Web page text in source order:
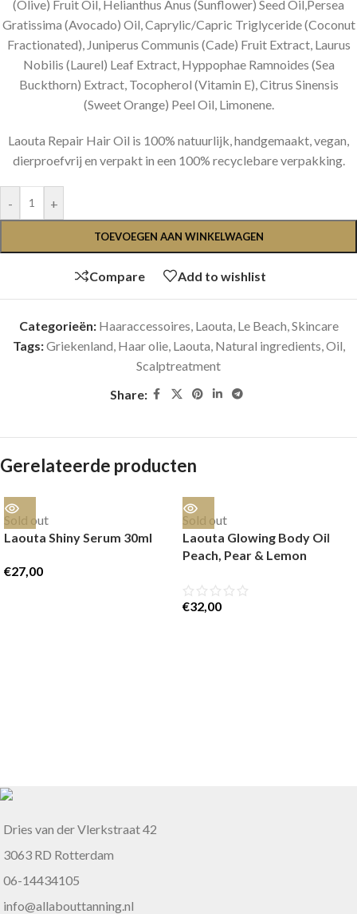
(Olive) Fruit Oil, Helianthus Anus (Sunflower) Seed Oil,Persea
Gratissima (Avocado) Oil, Caprylic/Capric Triglyceride (Coconut
Fractionated), Juniperus Communis (Cade) Fruit Extract, Laurus
Nobilis (Laurel) Leaf Extract, Hyppophae Ramnoides (Sea
Buckthorn) Extract, Tocopherol (Vitamin E), Citrus Sinensis
(Sweet Orange) Peel Oil, Limonene.
Laouta Repair Hair Oil is 100% natuurlijk, handgemaakt, vegan,
dierproefvrij en verpakt in een 100% recyclebare verpakking.
- +
TOEVOEGEN AAN WINKELWAGEN
Compare Add to wishlist
Categorieën: Haaraccessoires, Laouta, Le Beach,Skincare
Tags:Griekenland, Haar olie, Laouta, Natural ingredients,Oil,
Scalptreatment
Share:
Gerelateerde producten
Sold out
Laouta Shiny Serum 30ml
€27,00
Sold out
Laouta Glowing Body Oil
Peach, Pear & Lemon
€32,00
Dries van der Vlerkstraat 42
3063 RD Rotterdam
06-14434105
info@allabouttanning.nl